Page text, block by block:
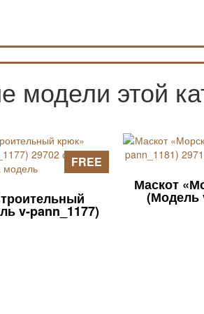
модели этой
v-pann_1177)
FREE
Маскот
(Модель